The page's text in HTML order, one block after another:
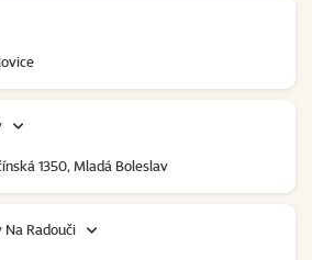
1350, Mladá Boleslav
Na Radouči